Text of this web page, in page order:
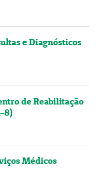
e Diagnósticos
de Reabilitação
8)
Médicos